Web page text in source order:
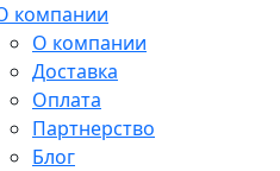
компании
О компании
Доставка
Оплата
Партнерство
Блог